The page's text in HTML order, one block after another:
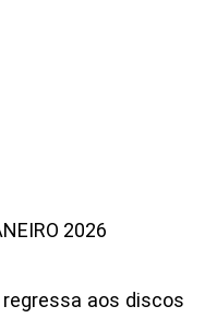
2026
aos discos